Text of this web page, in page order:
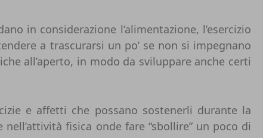
in considerazione l’alimentazione, l’esercizio
a trascurarsi un po’ se non si impegnano
all’aperto, in modo da sviluppare anche certi
e affetti che possano sostenerli durante la
fisica onde fare “sbollire” un poco di